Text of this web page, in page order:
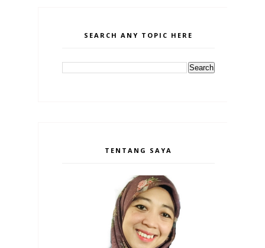
SEARCH ANY TOPIC HERE
TENTANG SAYA